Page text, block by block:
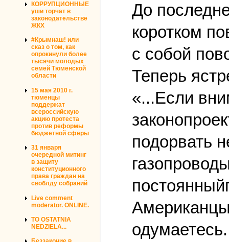
КОРРУПЦИОННЫЕ
уши торчат в
законодательстве
ЖКХ
#Крымнаш! или
сказ о том, как
опрокинули более
тысячи молодых
семей Тюменской
области
15 мая 2010 г.
тюменцы
поддержат
всероссийскую
акцию протеста
против реформы
бюджетной сферы
31 января
очередной митинг
в защиту
конституционного
права граждан на
своблду собраний
Live comment
moderator. ONLINE.
TO OSTATNIA
NEDZIELA...
До
коротком
с собой
Теперь
«...Если
подорвать